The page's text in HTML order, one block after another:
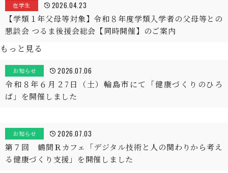
在学生 2026.04.23
【学類１年父母等対象】令和８年度学類入学者の父母等との
懇談会 つるま後援会総会【同時開催】のご案内
もっと見る
お知らせ 2026.07.06
令和８年６月２7日（土）輪島市にて「健康づくりのひろ
ば」を開催しました
お知らせ 2026.07.03
第７回 鶴間Ｒカフェ「デジタル技術と人の関わりから考え
る健康づくり支援」を開催しました